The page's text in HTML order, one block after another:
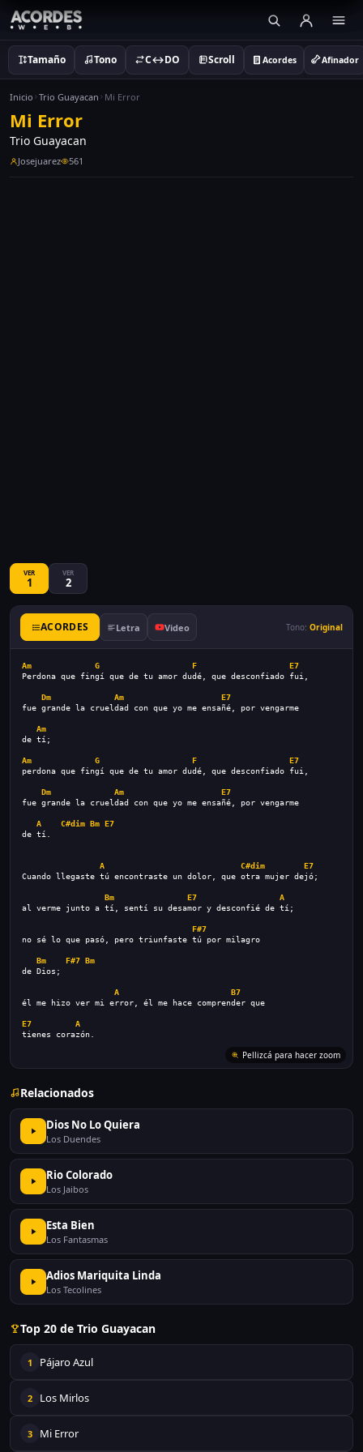
Tamaño Tono C↔DO Scroll Acordes Afinador
Inicio Trio Guayacan Mi Error
Mi Error
Trio Guayacan
Josejuarez 561
VER
1
VER
2
ACORDES Letra Video Tono: Original
Am G F
E7
Perdona que fingí que de tu amor dudé, que desconfiado fui,
Dm Am
E7
fue grande la crueldad con que yo me ensañé, por vengarme
Am
de tí;
Am G F
E7
perdona que fingí que de tu amor dudé, que desconfiado fui,
Dm Am
E7
fue grande la crueldad con que yo me ensañé, por vengarme
A C#dim Bm E7
de tí.
A C#dim
E7
Cuando llegaste tú encontraste un dolor, que otra mujer dejó;
Bm E7
A
al verme junto a tí, sentí su desamor y desconfié de tí;
F#7
no sé lo que pasó, pero triunfaste tú por milagro
Bm F#7 Bm
de Dios;
A
B7
él me hizo ver mi error, él me hace comprender que
E7
A
tienes corazón.
Pellizcá para hacer zoom
Relacionados
Dios No Lo Quiera
Los Duendes
Rio Colorado
Los Jaibos
Esta Bien
Los Fantasmas
Adios Mariquita Linda
Los Tecolines
Top 20 de Trio Guayacan
1 Pájaro Azul
2 Los Mirlos
3 Mi Error